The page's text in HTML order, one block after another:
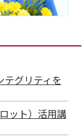
テグリティを
ット）活用講